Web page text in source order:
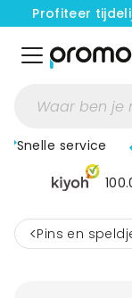
Profiteer
Snelle service
< Pins en